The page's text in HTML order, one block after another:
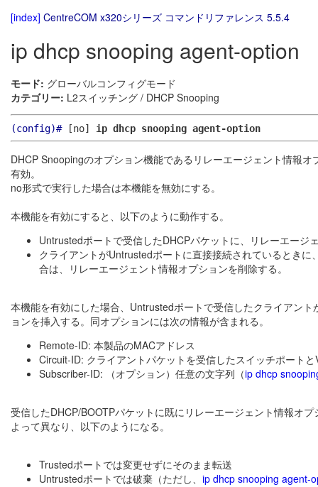
[index] CentreCOM x320シリーズ コマンドリファレンス 5.5.4
ip dhcp snooping agent-option
モード: グローバルコンフィグモード
カテゴリー: L2スイッチング / DHCP Snooping
(config)#[no] ip dhcp snooping agent-option
DHCP Snoopingのオプション機能であるリレーエージェント情報
有効。
no形式で実行した場合は本機能を無効にする。
本機能を有効にすると、以下のように動作する。
Untrustedポートで受信したDHCPパケットに、リレーエージ
クライアントがUntrustedポートに直接接続されているとき
合は、リレーエージェント情報オプションを削除する。
本機能を有効にした場合、Untrustedポートで受信したクライアン
ョンを挿入する。同オプションには次の情報が含まれる。
Remote-ID: 本製品のMACアドレス
Circuit-ID: クライアントパケットを受信したスイッチポートと
Subscriber-ID: （オプション）任意の文字列（ip dhcp
受信したDHCP/BOOTPパケットに既にリレーエージェント情報オ
よって異なり、以下のようになる。
Trustedポートでは変更せずにそのまま転送
Untrustedポートでは破棄（ただし、 ip dhcp snooping agent-